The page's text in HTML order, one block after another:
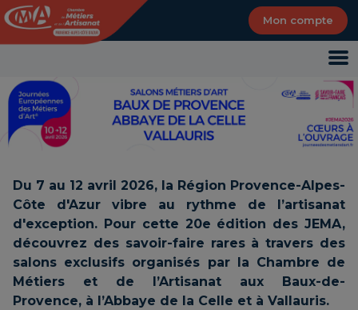
Mon compte
Du 7 au 12 avril 2026, la Région Provence-Alpes-
Côte d'Azur vibre au rythme de l’artisanat
d'exception. Pour cette 20e édition des JEMA,
découvrez des savoir-faire rares à travers des
salons exclusifs organisés par la Chambre de
Métiers et de l’Artisanat aux Baux-de-
Provence, à l’Abbaye de la Celle et à Vallauris.
Panneau de gestion des cookies